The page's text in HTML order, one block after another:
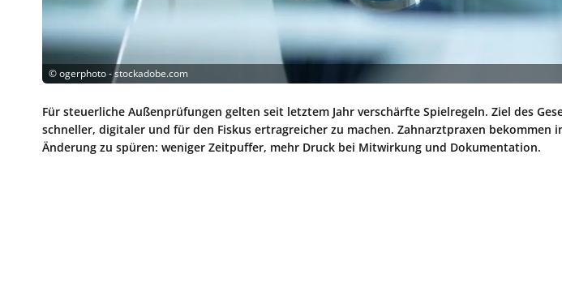
©ogerphoto - stockadobe.com
Für steuerliche Außenprüfungen gelten seit letztem Jahr verschärfte Spielregeln. Ziel des
schneller, digitaler und für den Fiskus ertragreicher zu machen. Zahnarztpraxen bekommen
Änderung zu spüren: weniger Zeitpuffer, mehr Druck bei Mitwirkung und Dokumentation.